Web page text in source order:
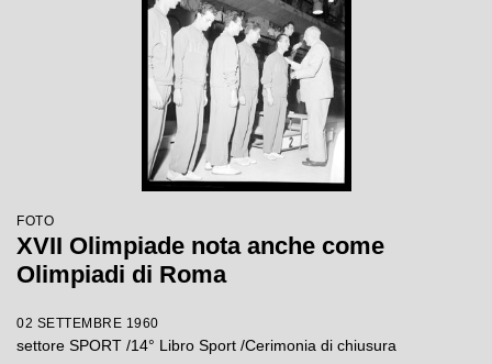
FOTO
XVII Olimpiade nota anche come
Olimpiadi di Roma
02 SETTEMBRE 1960
settore SPORT /14° Libro Sport /Cerimonia di chiusura